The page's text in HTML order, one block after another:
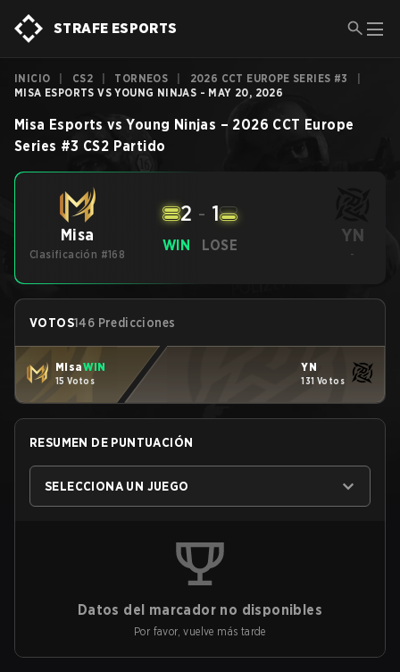
STRAFE ESPORTS
INICIO CS2 TORNEOS 2026 CCT EUROPE SERIES #3
MISA ESPORTS VS YOUNG NINJAS - MAY 20, 2026
Misa Esports vs Young Ninjas – 2026 CCT Europe
Series #3 CS2 Partido
Misa
Clasificación #168
WIN
2 - 1
LOSE YN
-
VOTOS146 Predicciones
MisaWIN
15 Votos
YN
131 Votos
RESUMEN DE PUNTUACIÓN
SELECCIONA UN JUEGO
Datos del marcador no disponibles
Por favor, vuelve más tarde